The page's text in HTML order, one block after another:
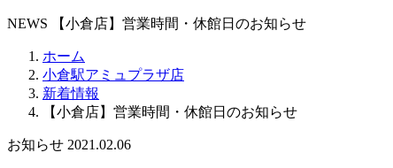
NEWS 【小倉店】営業時間・休館日のお知らせ
ホーム
小倉駅アミュプラザ店
新着情報
【小倉店】営業時間・休館日のお知らせ
お知らせ 2021.02.06